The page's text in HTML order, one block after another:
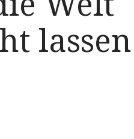
lassen